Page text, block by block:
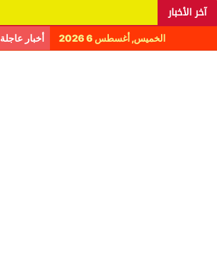
آخر الأخبار
الخميس, أغسطس 6 2026 أخبار عاجلة